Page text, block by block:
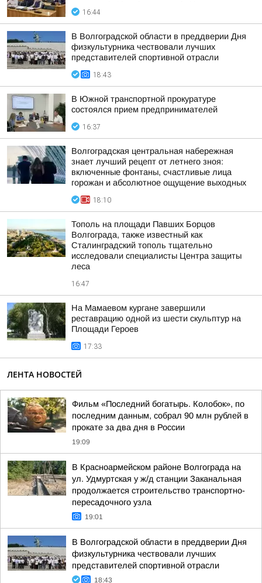
16:44
В Волгоградской области в преддверии Дня
физкультурника чествовали лучших
представителей спортивной отрасли
18:43
В Южной транспортной прокуратуре
состоялся прием предпринимателей
16:37
Волгоградская центральная набережная
знает лучший рецепт от летнего зноя:
включенные фонтаны, счастливые лица
горожан и абсолютное ощущение выходных
18:10
Тополь на площади Павших Борцов
Волгограда, также известный как
Сталинградский тополь тщательно
исследовали специалисты Центра защиты
леса
16:47
На Мамаевом кургане завершили
реставрацию одной из шести скульптур на
Площади Героев
17:33
ЛЕНТА НОВОСТЕЙ
Фильм «Последний богатырь. Колобок», по
последним данным, собрал 90 млн рублей в
прокате за два дня в России
19:09
В Красноармейском районе Волгограда на
ул. Удмуртская у ж/д станции Заканальная
продолжается строительство транспортно-
пересадочного узла
19:01
В Волгоградской области в преддверии Дня
физкультурника чествовали лучших
представителей спортивной отрасли
18:43